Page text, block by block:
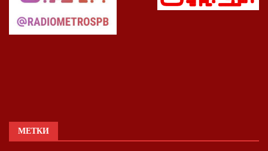
МЕТКИ